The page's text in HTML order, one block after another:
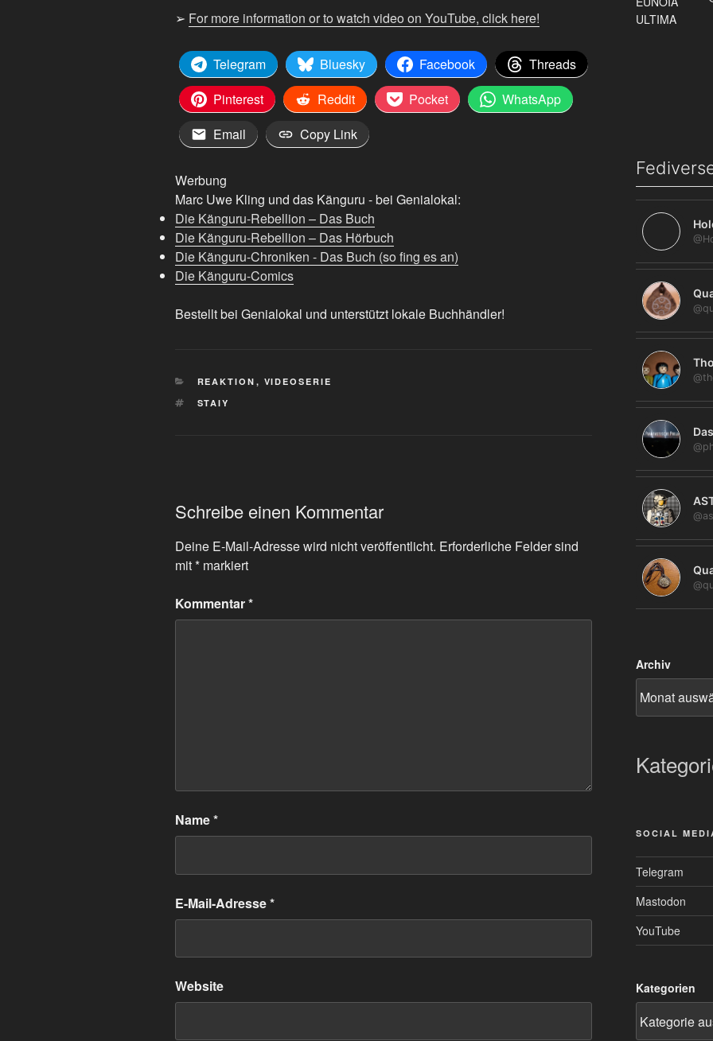
➢ For more information or to watch video on YouTube, click here!
Telegram Bluesky Facebook
Threads
Pinterest
Reddit Pocket
WhatsApp
Email
Copy Link
Werbung
Marc Uwe Kling und das Känguru - bei Genialokal:
Die Känguru-Rebellion – Das Buch
Die Känguru-Rebellion – Das Hörbuch
Die Känguru-Chroniken - Das Buch (so fing es an)
Die Känguru-Comics
Bestellt bei Genialokal und unterstützt lokale Buchhändler!
KATEGORIEN
REAKTION , VIDEOSERIE
SCHLAGWÖRTER
STAIY
Schreibe einen Kommentar
Deine E-Mail-Adresse wird nicht veröffentlicht. Erforderliche Felder sind
mit* markiert
Kommentar*
Name*
E-Mail-Adresse*
Website
Archiv
SOCIAL
Telegram
Mastodon
YouTube
Kategorien